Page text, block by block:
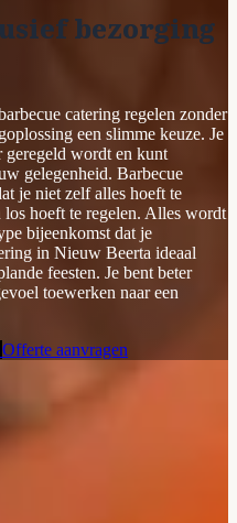
bezorging
catering regelen zonder
een slimme keuze. Je
wordt en kunt
gelegenheid. Barbecue
je niet zelf alles hoeft te
los hoeft te regelen. Alles wordt
bijeenkomst dat je
in Nieuw Beerta ideaal
feesten. Je bent beter
toewerken naar een
Offerte aanvragen